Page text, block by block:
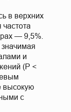
в верхних
— 9,5%.
и
(P <
высокую
с